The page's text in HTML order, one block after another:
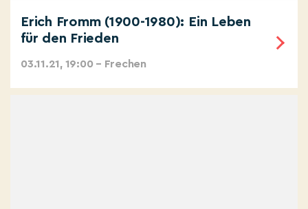
Erich Fromm (1900-1980): Ein Leben
für den Frieden
03.11.21, 19:00 – Frechen